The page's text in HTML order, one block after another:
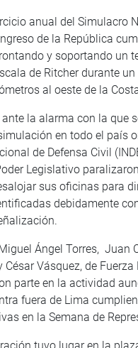
anual del Simulacro
de la República
y soportando un
de Ritcher durante
al oeste de la
la alarma con la que
en todo el país
de Defensa Civil
Legislativo
sus oficinas para
debidamente
Ángel Torres, Juan
César Vásquez, de Fuerza
parte en la actividad
fuera de Lima
en la Semana de